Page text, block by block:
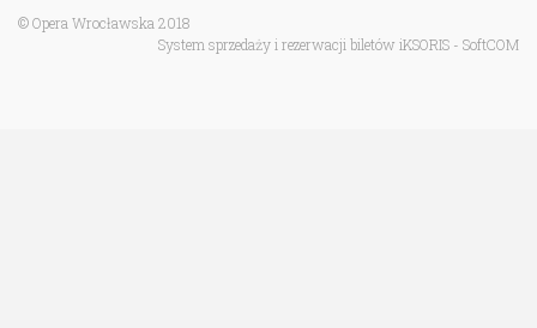
© Opera Wrocławska 2018
System sprzedaży i rezerwacji biletów iKSORIS - SoftCOM